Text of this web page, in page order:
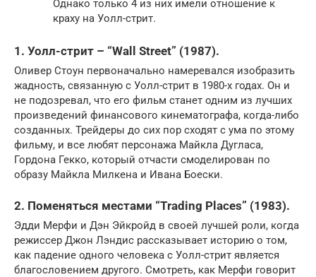
Однако только 4 из них имели отношение к
краху на Уолл-стрит.
1. Уолл-стрит – “Wall Street” (1987).
Оливер Стоун первоначально намеревался изобразить
жадность, связанную с Уолл-стрит в 1980-х годах. Он и
не подозревал, что его фильм станет одним из лучших
произведений финансового кинематографа, когда-либо
созданных. Трейдеры до сих пор сходят с ума по этому
фильму, и все любят персонажа Майкла Дугласа,
Гордона Гекко, который отчасти смоделирован по
образу Майкла Милкена и Ивана Боески.
2. Поменяться местами “Trading Places” (1983).
Эдди Мерфи и Дэн Эйкройд в своей лучшей роли, когда
режиссер Джон Лэндис рассказывает историю о том,
как падение одного человека с Уолл-стрит является
благословением другого. Смотреть, как Мерфи говорит